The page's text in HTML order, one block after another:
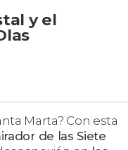
y el
Marta? Con esta
de las Siete